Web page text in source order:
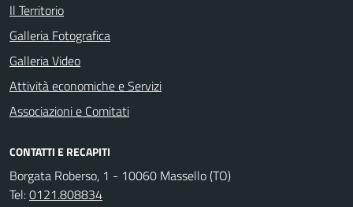
Il Territorio
Galleria Fotografica
Galleria Video
Attività economiche e Servizi
Associazioni e Comitati
CONTATTI E RECAPITI
Borgata Roberso, 1 - 10060 Massello (TO)
Tel:0121.808834